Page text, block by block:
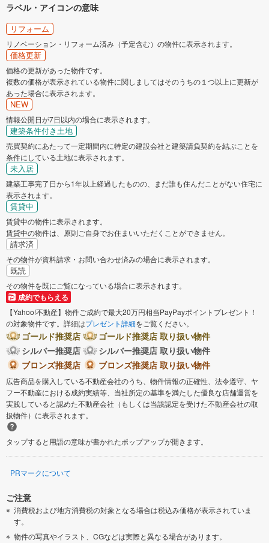
ジ
に
保
存
す
る
ラベル・アイコンの意味
リフォーム
リノベーション・リフォーム済み（予定含む）の物件に表示されます。
価格更新
価格の更新があった物件です。
複数の価格が表示されている物件に関しましてはそのうちの１つ以上に更新が
あった場合に表示されます。
NEW
情報公開日が7日以内の場合に表示されます。
建築条件付き土地
売買契約にあたって一定期間内に特定の建設会社と建築請負契約を結ぶことを
条件にしている土地に表示されます。
未入居
建築工事完了日から1年以上経過したものの、まだ誰も住んだことがない住宅に
表示されます。
賃貸中
賃貸中の物件に表示されます。
賃貸中の物件は、原則ご自身でお住まいいただくことができません。
請求済
その物件が資料請求・お問い合わせ済みの場合に表示されます。
既読
その物件を既にご覧になっている場合に表示されます。
成約でもらえる
【Yahoo!不動産】物件ご成約で最大20万円相当PayPayポイントプレゼント！
の対象物件です。詳細はプレゼント詳細をご覧ください。
ゴールド推奨店
ゴールド推奨店 取り扱い物件
シルバー推奨店
シルバー推奨店 取り扱い物件
ブロンズ推奨店
ブロンズ推奨店 取り扱い物件
広告商品を購入している不動産会社のうち、物件情報の正確性、法令遵守、ヤ
フー不動産における成約実績等、当社所定の基準を満たした優良な店舗運営を
実践していると認めた不動産会社（もしくは当該認定を受けた不動産会社の取
扱物件）に表示されます。
タップすると用語の意味が書かれたポップアップが開きます。
PRマークについて
ご注意
消費税および地方消費税の対象となる場合は税込み価格が表示されていま
す。
物件の写真やイラスト、CGなどは実際と異なる場合があります。